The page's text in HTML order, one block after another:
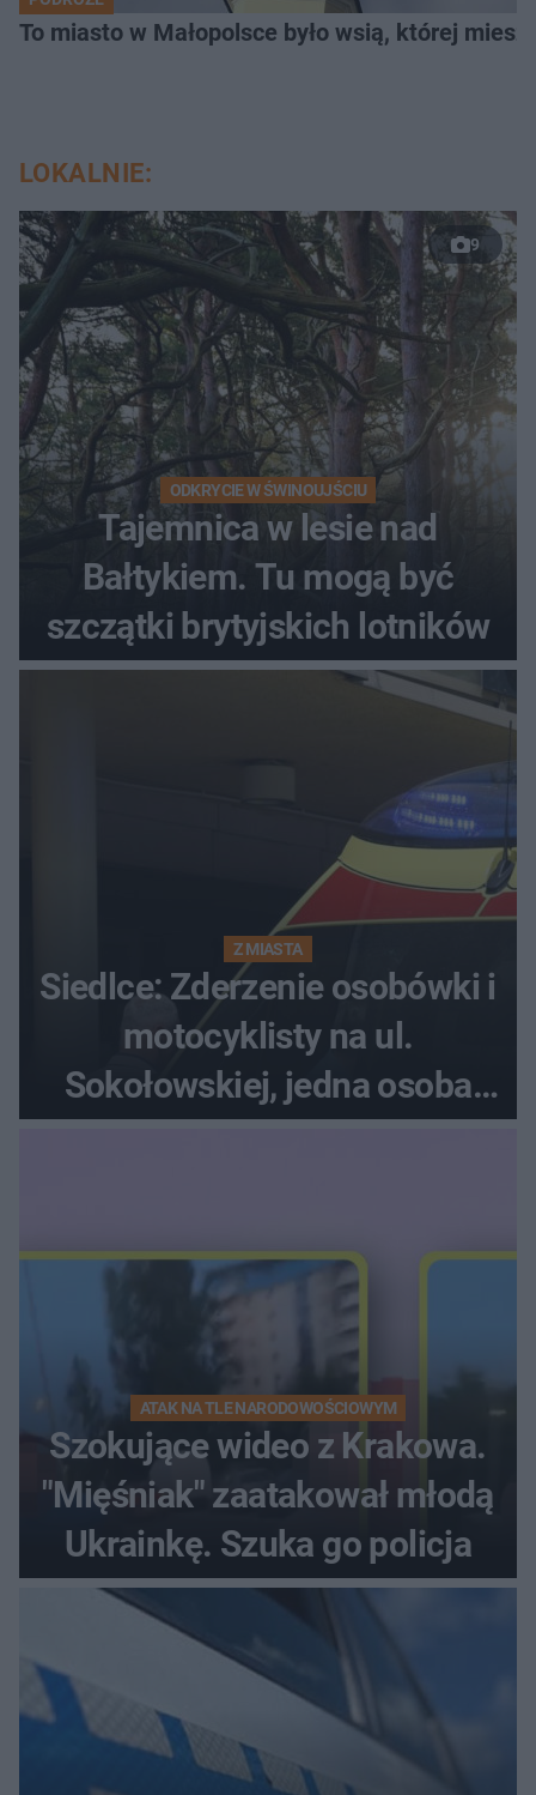
To miasto w Małopolsce było wsią, której
LOKALNIE:
9
ODKRYCIE W ŚWINOUJŚCIU
Tajemnica w lesie nad
Bałtykiem. Tu mogą być
szczątki brytyjskich lotników
Z MIASTA
Siedlce: Zderzenie osobówki i
motocyklisty na ul.
Sokołowskiej, jedna osoba
ATAK NA TLE NARODOWOŚCIOWYM
Szokujące wideo z Krakowa.
"Mięśniak" zaatakował młodą
Ukrainkę. Szuka go policja